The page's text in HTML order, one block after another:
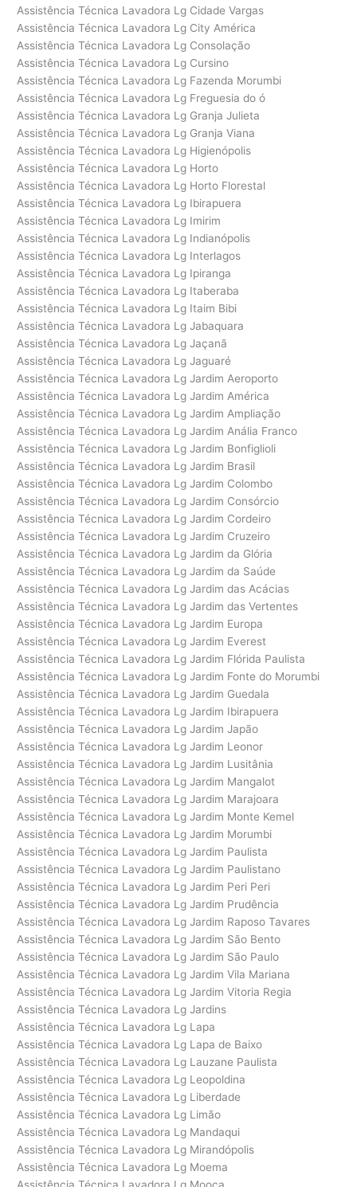
Assistência Técnica Lavadora Lg Cidade Vargas
Assistência Técnica Lavadora Lg City América
Assistência Técnica Lavadora Lg Consolação
Assistência Técnica Lavadora Lg Cursino
Assistência Técnica Lavadora Lg Fazenda Morumbi
Assistência Técnica Lavadora Lg Freguesia do ó
Assistência Técnica Lavadora Lg Granja Julieta
Assistência Técnica Lavadora Lg Granja Viana
Assistência Técnica Lavadora Lg Higienópolis
Assistência Técnica Lavadora Lg Horto
Assistência Técnica Lavadora Lg Horto Florestal
Assistência Técnica Lavadora Lg Ibirapuera
Assistência Técnica Lavadora Lg Imirim
Assistência Técnica Lavadora Lg Indianópolis
Assistência Técnica Lavadora Lg Interlagos
Assistência Técnica Lavadora Lg Ipiranga
Assistência Técnica Lavadora Lg Itaberaba
Assistência Técnica Lavadora Lg Itaim Bibi
Assistência Técnica Lavadora Lg Jabaquara
Assistência Técnica Lavadora Lg Jaçanã
Assistência Técnica Lavadora Lg Jaguaré
Assistência Técnica Lavadora Lg Jardim Aeroporto
Assistência Técnica Lavadora Lg Jardim América
Assistência Técnica Lavadora Lg Jardim Ampliação
Assistência Técnica Lavadora Lg Jardim Anália Franco
Assistência Técnica Lavadora Lg Jardim Bonfiglioli
Assistência Técnica Lavadora Lg Jardim Brasil
Assistência Técnica Lavadora Lg Jardim Colombo
Assistência Técnica Lavadora Lg Jardim Consórcio
Assistência Técnica Lavadora Lg Jardim Cordeiro
Assistência Técnica Lavadora Lg Jardim Cruzeiro
Assistência Técnica Lavadora Lg Jardim da Glória
Assistência Técnica Lavadora Lg Jardim da Saúde
Assistência Técnica Lavadora Lg Jardim das Acácias
Assistência Técnica Lavadora Lg Jardim das Vertentes
Assistência Técnica Lavadora Lg Jardim Europa
Assistência Técnica Lavadora Lg Jardim Everest
Assistência Técnica Lavadora Lg Jardim Flórida Paulista
Assistência Técnica Lavadora Lg Jardim Fonte do Morumbi
Assistência Técnica Lavadora Lg Jardim Guedala
Assistência Técnica Lavadora Lg Jardim Ibirapuera
Assistência Técnica Lavadora Lg Jardim Japão
Assistência Técnica Lavadora Lg Jardim Leonor
Assistência Técnica Lavadora Lg Jardim Lusitânia
Assistência Técnica Lavadora Lg Jardim Mangalot
Assistência Técnica Lavadora Lg Jardim Marajoara
Assistência Técnica Lavadora Lg Jardim Monte Kemel
Assistência Técnica Lavadora Lg Jardim Morumbi
Assistência Técnica Lavadora Lg Jardim Paulista
Assistência Técnica Lavadora Lg Jardim Paulistano
Assistência Técnica Lavadora Lg Jardim Peri Peri
Assistência Técnica Lavadora Lg Jardim Prudência
Assistência Técnica Lavadora Lg Jardim Raposo Tavares
Assistência Técnica Lavadora Lg Jardim São Bento
Assistência Técnica Lavadora Lg Jardim São Paulo
Assistência Técnica Lavadora Lg Jardim Vila Mariana
Assistência Técnica Lavadora Lg Jardim Vitoria Regia
Assistência Técnica Lavadora Lg Jardins
Assistência Técnica Lavadora Lg Lapa
Assistência Técnica Lavadora Lg Lapa de Baixo
Assistência Técnica Lavadora Lg Lauzane Paulista
Assistência Técnica Lavadora Lg Leopoldina
Assistência Técnica Lavadora Lg Liberdade
Assistência Técnica Lavadora Lg Limão
Assistência Técnica Lavadora Lg Mandaqui
Assistência Técnica Lavadora Lg Mirandópolis
Assistência Técnica Lavadora Lg Moema
Assistência Técnica Lavadora Lg Mooca